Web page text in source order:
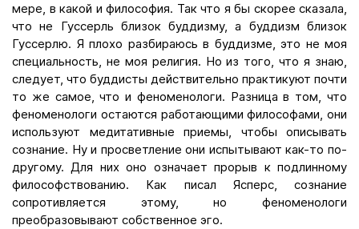
мере, в какой и философия. Так что я бы скорее сказала,
что не Гуссерль близок буддизму, а буддизм близок
Гуссерлю. Я плохо разбираюсь в буддизме, это не моя
специальность, не моя религия. Но из того, что я знаю,
следует, что буддисты действительно практикуют почти
то же самое, что и феноменологи. Разница в том, что
феноменологи остаются работающими философами, они
используют медитативные приемы, чтобы описывать
сознание. Ну и просветление они испытывают как-то по-
другому. Для них оно означает прорыв к подлинному
философствованию. Как писал Ясперс, сознание
сопротивляется этому, но феноменологи
преобразовывают собственное эго.